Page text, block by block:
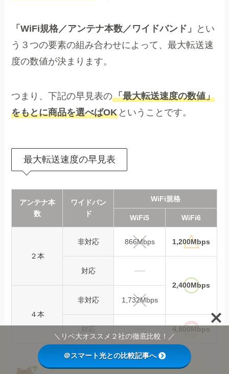
「WiFi規格／アンテナ本数／ワイドバンド」
とい
う３つの要素の組み合わせによって、最大転送速
度の数値が決まります。
つまり、下記の早見表の「最大転送速度の数値」
をもとに商品を選べばOK ということです。
最大転送速度の早見表
アンテナ本
数
ワイドバン
ド
WiFi規格
WiFi5 WiFi6
２本
非対応 866Mbps 1,200Mbps
対応
2,400Mbps
４本
非対応 1,732Mbps
対応 4,800Mbps
＼リベ大オススメ２社の徹底比較！／
＠スマート光との比較記事へ